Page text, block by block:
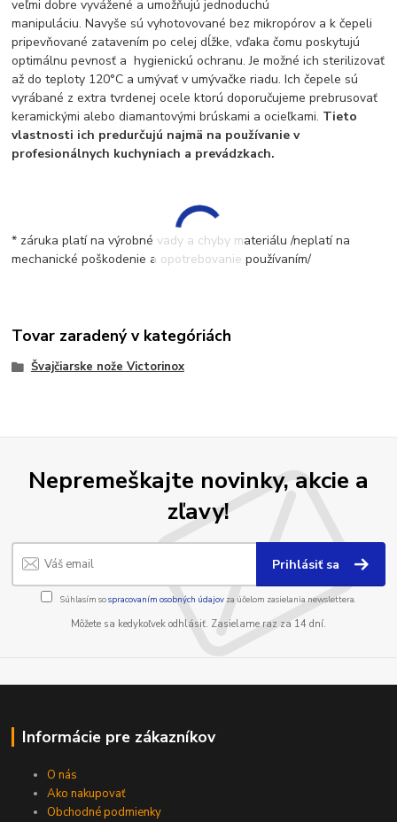
veľmi dobre vyvážené a umožňujú jednoduchú
manipuláciu. Navyše sú vyhotovované bez mikropórov a k čepeli
pripevňované zatavením po celej dĺžke, vďaka čomu poskytujú
optimálnu pevnosť a hygienickú ochranu. Je možné ich sterilizovať
až do teploty 120°C a umývať v umývačke riadu. Ich čepele sú
vyrábané z extra tvrdenej ocele ktorú doporučujeme prebrusovať
keramickými alebo diamantovými brúskami a ocieľkami. Tieto
vlastnosti ich predurčujú najmä na používanie v
profesionálnych kuchyniach a prevádzkach.
* záruka platí na výrobné vady a chyby materiálu /neplatí na
mechanické poškodenie a opotrebovanie používaním/
Tovar zaradený v kategóriách
Švajčiarske nože Victorinox
Nepremeškajte novinky, akcie a
zľavy!
Prihlásiť sa
Súhlasím sospracovaním osobných údajov za účelom zasielania newslettera.
Môžete sa kedykoľvek odhlásiť. Zasielame raz za 14 dní.
Informácie pre zákazníkov
O nás
Ako nakupovať
Obchodné podmienky